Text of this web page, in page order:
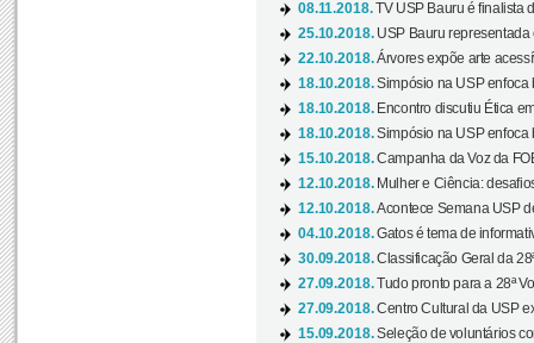
08.11.2018.TV USP Bauru é finalista
25.10.2018. USP Bauru representada
22.10.2018.Árvores expõe arte
18.10.2018.Simpósio na USP enfoca
18.10.2018. Encontro discutiu Ética
18.10.2018.Simpósio na USP enfoca
15.10.2018.Campanha da Voz da
12.10.2018. Mulher e Ciência:
12.10.2018.Acontece Semana USP
04.10.2018.Gatos é tema de
30.09.2018.Classificação Geral da
27.09.2018.Tudo pronto para a 28ª
27.09.2018.Centro Cultural da USP
15.09.2018.Seleção de voluntários